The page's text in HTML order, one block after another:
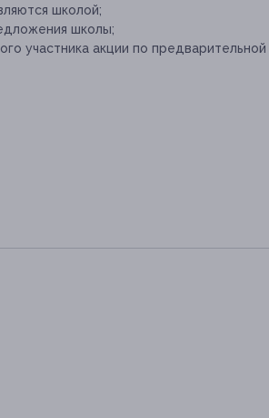
школой;
школы;
участника акции по предварительной